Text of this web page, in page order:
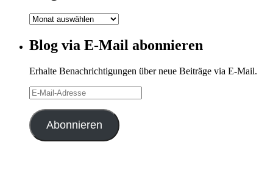
Blog-
Blog via E-Mail abonnieren
Erhalte Benachrichtigungen über neue Beiträge via E-Mail.
E-
Mail-
Adresse
Abonnieren